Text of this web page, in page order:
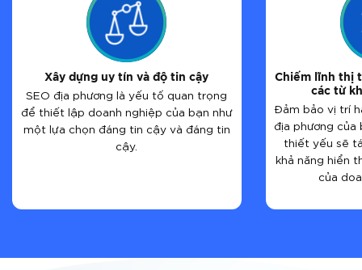
Xây dựng uy tín và độ tin cậy
SEO địa phương là yếu tố quan trọng
để thiết lập doanh nghiệp của bạn như
một lựa chọn đáng tin cậy và đáng tin
cậy.
Chiếm lĩnh thị
các từ
Đảm bảo vị trí
địa phương của
thiết yếu sẽ
khả năng hiển
của